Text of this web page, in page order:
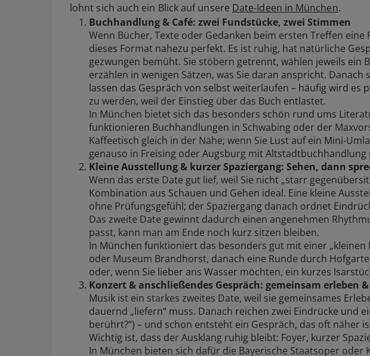
lohnt sich auch ein Blick auf unsere Date-Ideen in München.
Buchhandlung & Café: zwei Fundstücke, zwei Stimmen
Wenn Bücher, Texte oder Gedanken beim ersten Treffen eine
dieses Format nahezu perfekt. Es ist ruhig, hat natürliche
gezwungen bemüht. Sie stöbern getrennt, wählen jeweils ein
erzählen in wenigen Sätzen, was Sie daran anspricht. Danach
lassen das Gespräch von selbst weiterlaufen – häufig wird es
zu werden, weil der Einstieg über das Buch entlastet.
In München bietet sich das besonders schön rund ums
funktionieren Buchhandlungen in Schwabing oder der
Kaffeetisch gleich in der Nähe; wenn Sie Lust auf ein Mini-
genauso in Freising oder Augsburg mit Altstadtbuchhandlung
Kleine Ausstellung & kurzer Spaziergang: Sehen, dann
Wenn das erste Date gut lief, weil Sie nicht „starr
Kombination aus Schauen und Gehen ideal. Eine kleine
ohne Prüfungsgefühl; der Spaziergang danach ordnet
Das zweite Date gewinnt dadurch einen angenehmen
passt, kann man am Ende noch kurz sitzen bleiben.
In München funktioniert das besonders gut mit einer „kleinen
oder Museum Brandhorst, danach eine Runde durch
oder, wenn Sie lieber ans Wasser möchten, ein kurzes
Konzert & anschließendes Gespräch: gemeinsam erleben
Musik ist ein starkes zweites Date, weil sie gemeinsames
dauernd „liefern“ muss. Danach reichen zwei Eindrücke und
berührt?“) – und schon entsteht ein Gespräch, das oft näher
Wichtig ist, dass der Ausklang ruhig bleibt: Foyer, kurzer
In München bieten sich dafür die Bayerische Staatsoper oder